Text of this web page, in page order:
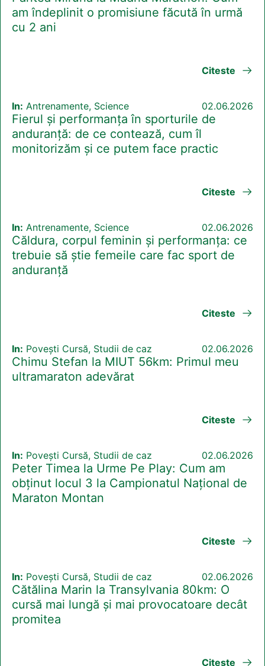
am îndeplinit o promisiune făcută în urmă
cu 2 ani
Citeste
In: Antrenamente, Science 02.06.2026
Fierul și performanța în sporturile de
anduranță: de ce contează, cum îl
monitorizăm și ce putem face practic
Citeste
In: Antrenamente, Science 02.06.2026
Căldura, corpul feminin și performanța: ce
trebuie să știe femeile care fac sport de
anduranță
Citeste
In: Povești Cursă, Studii de caz 02.06.2026
Chimu Stefan la MIUT 56km: Primul meu
ultramaraton adevărat
Citeste
In: Povești Cursă, Studii de caz 02.06.2026
Peter Timea la Urme Pe Play: Cum am
obținut locul 3 la Campionatul Național de
Maraton Montan
Citeste
In: Povești Cursă, Studii de caz 02.06.2026
Cătălina Marin la Transylvania 80km: O
cursă mai lungă și mai provocatoare decât
promitea
Citeste